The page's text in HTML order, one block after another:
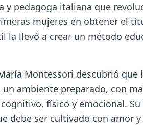
y pedagoga italiana que
mujeres en obtener el
la llevó a crear un método
Montessori descubrió
ambiente preparado, con
físico y emocional.
debe ser cultivado con amor